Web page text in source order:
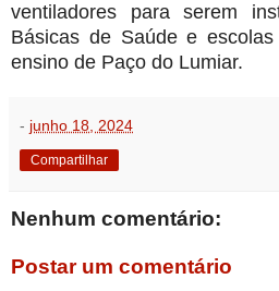
ventiladores para serem
Básicas de Saúde e
ensino de Paço do Lumiar.
- junho 18, 2024
Compartilhar
Nenhum comentário:
Postar um comentário